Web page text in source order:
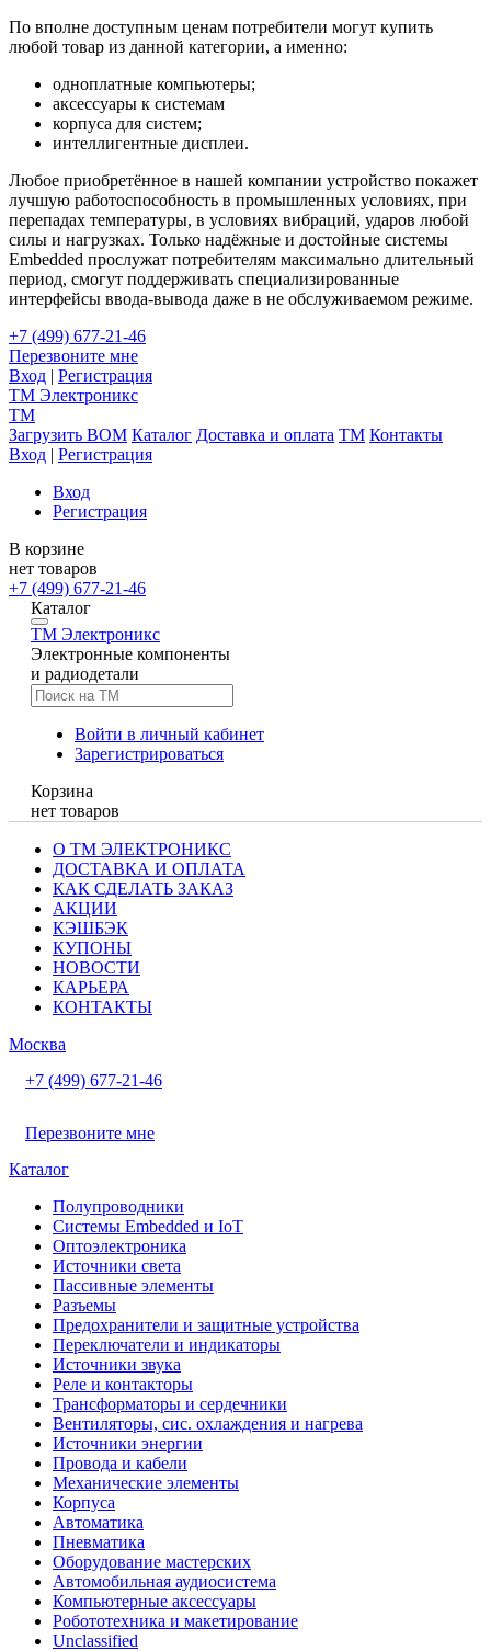
По вполне доступным ценам потребители могут купить
любой товар из данной категории, а именно:
одноплатные компьютеры;
аксессуары к системам
корпуса для систем;
интеллигентные дисплеи.
Любое приобретённое в нашей компании устройство покажет
лучшую работоспособность в промышленных условиях, при
перепадах температуры, в условиях вибраций, ударов любой
силы и нагрузках. Только надёжные и достойные системы
Embedded прослужат потребителям максимально длительный
период, смогут поддерживать специализированные
интерфейсы ввода-вывода даже в не обслуживаемом режиме.
+7 (499) 677-21-46
Перезвоните мне
Вход | Регистрация
TM Электроникс
TM
Загрузить BOM Каталог Доставка и оплата TM Контакты
Вход | Регистрация
Вход
Регистрация
В корзине
нет товаров
+7 (499) 677-21-46
Каталог
TM Электроникс
Электронные компоненты
и радиодетали
Войти в личный кабинет
Зарегистрироваться
Корзина
нет товаров
О ТМ ЭЛЕКТРОНИКС
ДОСТАВКА И ОПЛАТА
КАК СДЕЛАТЬ ЗАКАЗ
АКЦИИ
КЭШБЭК
КУПОНЫ
НОВОСТИ
КАРЬЕРА
КОНТАКТЫ
Москва
+7 (499) 677-21-46
Перезвоните мне
Каталог
Полупроводники
Системы Embedded и IoT
Oптоэлектроника
Источники света
Пассивные элементы
Разъeмы
Предохранители и защитные устройства
Переключатели и индикаторы
Источники звука
Реле и контакторы
Трансформаторы и сердечники
Вентиляторы, сис. охлаждения и нагрева
Источники энергии
Провода и кабели
Механические элементы
Корпуса
Автоматика
Пневматика
Оборудование мастерских
Автомобильная аудиосистема
Компьютерные аксессуары
Робототехника и макетирование
Unclassified